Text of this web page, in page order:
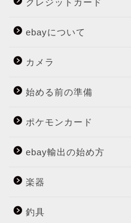
クレジットカード
ebayについて
カメラ
始める前の準備
ポケモンカード
ebay輸出の始め方
楽器
釣具